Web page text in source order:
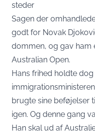
steder
Sagen der
godt for Novak
dommen, og gav ham
Australian Open.
Hans frihed holdte
brugte sine beføjelser
igen. Og denne gang
Han skal ud af